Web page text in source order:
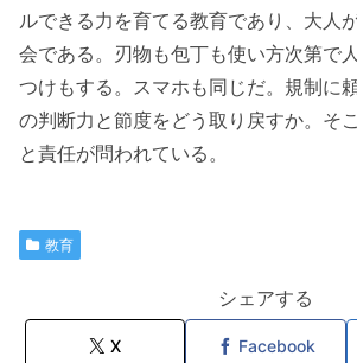
ルできる力を育てる教育であり、大人
会である。刃物も包丁も使い方次第で
つけもする。スマホも同じだ。規制に
の判断力と節度をどう取り戻すか。そ
と責任が問われている。
教育
シェアする
X Facebook